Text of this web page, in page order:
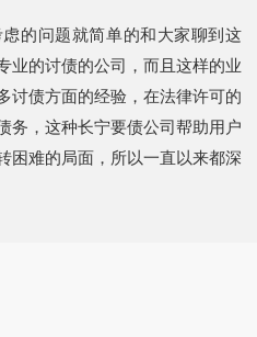
的问题就简单的和大家聊到这
业的讨债的公司，而且这样的业
讨债方面的经验，在法律许可的
务，这种长宁要债公司帮助用户
困难的局面，所以一直以来都深